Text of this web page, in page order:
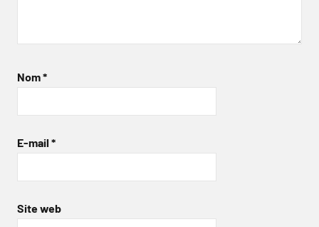
Nom*
E-mail *
Site web